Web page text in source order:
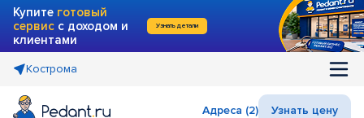
Купите готовый
сервис с доходом и
клиентами
Узнать детали
Кострома
Адреса (2) Узнать цену